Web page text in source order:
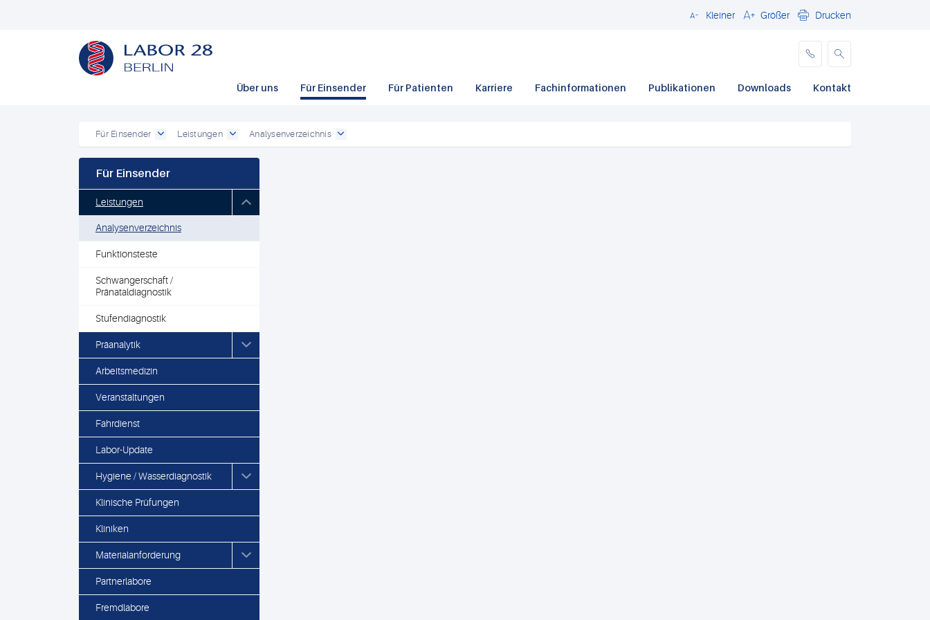
Schließen
Kleiner Größer Drucken
Über uns Für Einsender Für Patienten Karriere Fachinformationen Publikationen Downloads Kontakt
Für Einsender Leistungen Analysenverzeichnis
Für Einsender
Leistungen
Analysenverzeichnis
Funktionsteste
Schwangerschaft /
Pränataldiagnostik
Stufendiagnostik
Präanalytik
Arbeitsmedizin
Veranstaltungen
Fahrdienst
Labor-Update
Hygiene / Wasserdiagnostik
Klinische Prüfungen
Kliniken
Materialanforderung
Partnerlabore
Fremdlabore